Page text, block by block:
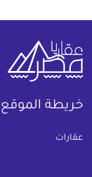
خريطة الموقع
عقارات